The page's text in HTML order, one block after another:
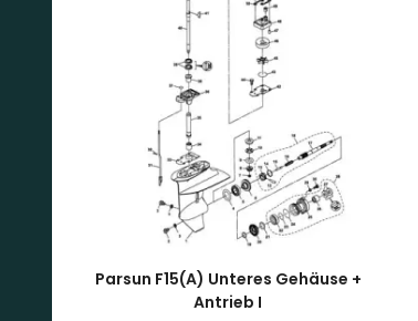
Parsun F15(A) Unteres Gehäuse +
Antrieb I